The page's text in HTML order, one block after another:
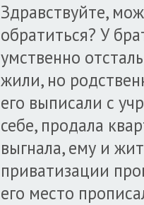
Здравствуйте,
обратиться? У
умственно
жили, но
его выписали с
себе, продала
выгнала, ему и
приватизации
его место